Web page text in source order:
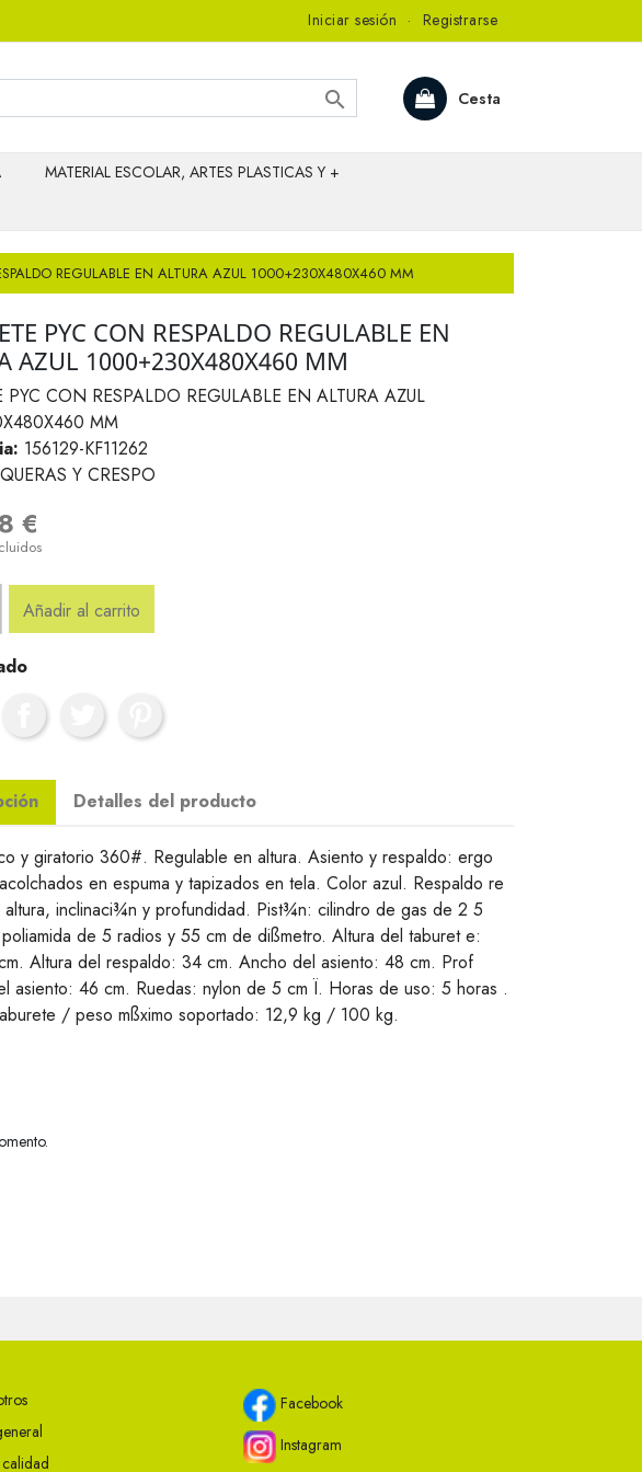
Iniciar sesión · Registrarse
Cesta

MATERIAL ESCOLAR, ARTES PLASTICAS Y +
REGULABLE EN ALTURA AZUL 1000+230X480X460 MM
PYC CON RESPALDO REGULABLE EN
AZUL 1000+230X480X460 MM
PYC CON RESPALDO REGULABLE EN ALTURA AZUL
MM
156129-KF11262
Y CRESPO
€
Añadir al carrito
Detalles del producto
y giratorio 360#. Regulable en altura. Asiento y respaldo: ergo
en espuma y tapizados en tela. Color azul. Respaldo re
altura, inclinaci¾n y profundidad. Pist¾n: cilindro de gas de 2 5
de 5 radios y 55 cm de dißmetro. Altura del taburet e:
Altura del respaldo: 34 cm. Ancho del asiento: 48 cm. Prof
asiento: 46 cm. Ruedas: nylon de 5 cm Ï. Horas de uso: 5 horas .
/ peso mßximo soportado: 12,9 kg / 100 kg.
Facebook
Instagram